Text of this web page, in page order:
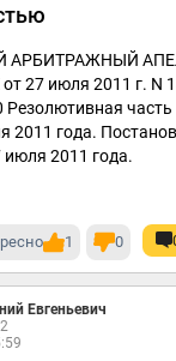
АРБИТРАЖНЫЙ
27 июля 2011 г. N
часть
2011 года.
2011 года.
1 0
Евгеньевич